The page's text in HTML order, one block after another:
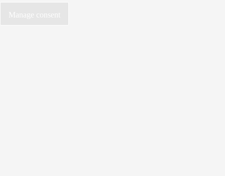
Manage consent